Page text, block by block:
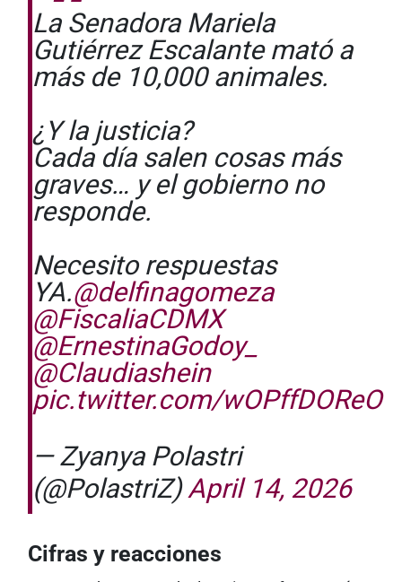
La Senadora Mariela
Gutiérrez Escalante mató a
más de 10,000 animales.
¿Y la justicia?
Cada día salen cosas más
graves… y el gobierno no
responde.
Necesito respuestas
YA.@delfinagomeza
@FiscaliaCDMX
@ErnestinaGodoy_
@Claudiashein
pic.twitter.com/wOPffDOReO
— Zyanya Polastri
(@PolastriZ)April 14, 2026
Cifras y reacciones